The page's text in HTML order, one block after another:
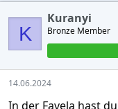
K
Kuranyi
Bronze Member
14.06.2024
In der Favela hast